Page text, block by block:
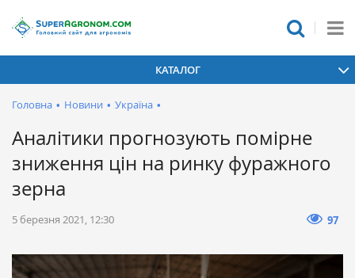
КАТАЛОГ
Головна • Новини • Україна •
Аналітики прогнозують помірне
зниження цін на ринку фуражного
зерна
5 березня 2021, 12:30 97